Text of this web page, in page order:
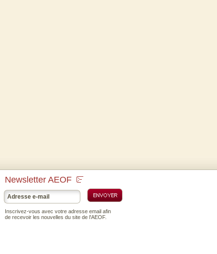
Newsletter AEOF
Inscrivez-vous avec votre adresse email afin
de recevoir les nouvelles du site de l'AEOF.